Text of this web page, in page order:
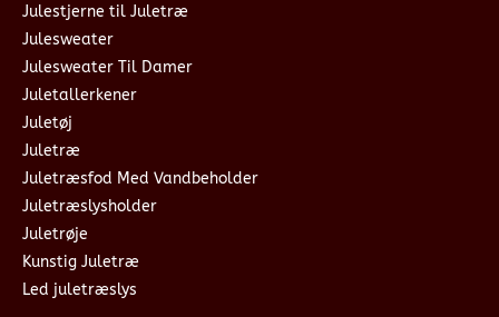
Julestjerne til Juletræ
Julesweater
Julesweater Til Damer
Juletallerkener
Juletøj
Juletræ
Juletræsfod Med Vandbeholder
Juletræslysholder
Juletrøje
Kunstig Juletræ
Led juletræslys